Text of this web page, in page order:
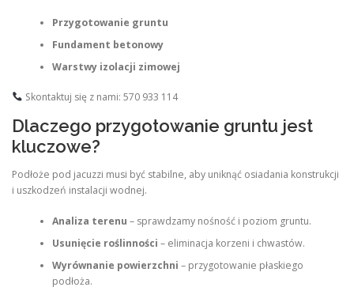
Przygotowanie gruntu
Fundament betonowy
Warstwy izolacji zimowej
Skontaktuj się z nami: 570 933 114
Dlaczego przygotowanie gruntu jest
kluczowe?
Podłoże pod jacuzzi musi być stabilne, aby uniknąć osiadania konstrukcji
i uszkodzeń instalacji wodnej.
Analiza terenu – sprawdzamy nośność i poziom gruntu.
Usunięcie roślinności – eliminacja korzeni i chwastów.
Wyrównanie powierzchni – przygotowanie płaskiego
podłoża.